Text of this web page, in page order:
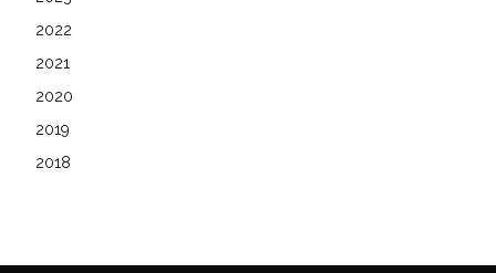
2022
2021
2020
2019
2018